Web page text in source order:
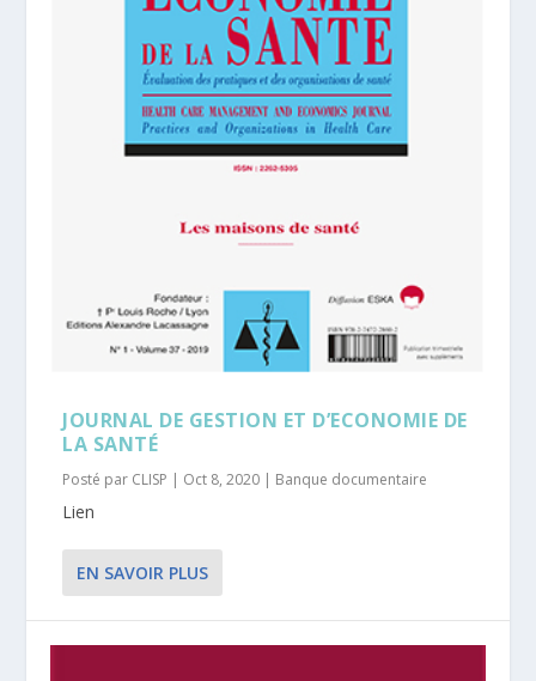
JOURNAL DE GESTION ET D’ECONOMIE DE
LA SANTÉ
Posté par CLISP | Oct 8, 2020 | Banque documentaire
Lien
EN SAVOIR PLUS